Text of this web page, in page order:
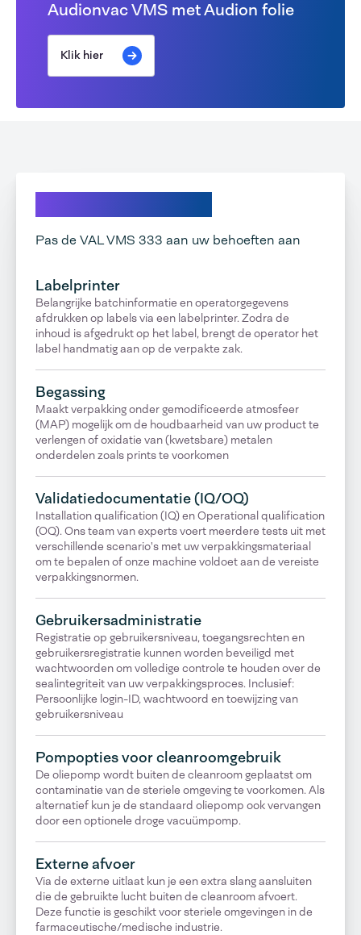
Audionvac VMS met Audion folie
Klik hier
Pas de VAL VMS 333 aan uw behoeften aan
Labelprinter
Belangrijke batchinformatie en operatorgegevens
afdrukken op labels via een labelprinter. Zodra de
inhoud is afgedrukt op het label, brengt de operator het
label handmatig aan op de verpakte zak.
Begassing
Maakt verpakking onder gemodificeerde atmosfeer
(MAP) mogelijk om de houdbaarheid van uw product te
verlengen of oxidatie van (kwetsbare) metalen
onderdelen zoals prints te voorkomen
Validatiedocumentatie (IQ/OQ)
Installation qualification (IQ) en Operational qualification
(OQ). Ons team van experts voert meerdere tests uit met
verschillende scenario's met uw verpakkingsmateriaal
om te bepalen of onze machine voldoet aan de vereiste
verpakkingsnormen.
Gebruikersadministratie
Registratie op gebruikersniveau, toegangsrechten en
gebruikersregistratie kunnen worden beveiligd met
wachtwoorden om volledige controle te houden over de
sealintegriteit van uw verpakkingsproces. Inclusief:
Persoonlijke login-ID, wachtwoord en toewijzing van
gebruikersniveau
Pompopties voor cleanroomgebruik
De oliepomp wordt buiten de cleanroom geplaatst om
contaminatie van de steriele omgeving te voorkomen. Als
alternatief kun je de standaard oliepomp ook vervangen
door een optionele droge vacuümpomp.
Externe afvoer
Via de externe uitlaat kun je een extra slang aansluiten
die de gebruikte lucht buiten de cleanroom afvoert.
Deze functie is geschikt voor steriele omgevingen in de
farmaceutische/medische industrie.